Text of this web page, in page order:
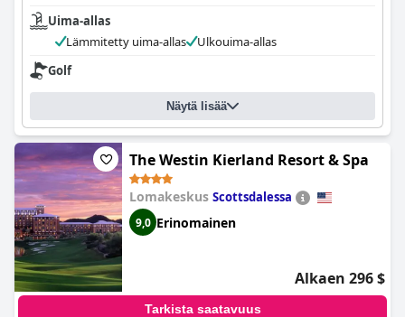
Uima-allas
Lämmitetty uima-allas
Ulkouima-allas
Golf
Näytä lisää
The Westin Kierland Resort & Spa
Lomakeskus Scottsdalessa
9,0 Erinomainen
Alkaen 296 $
Tarkista saatavuus